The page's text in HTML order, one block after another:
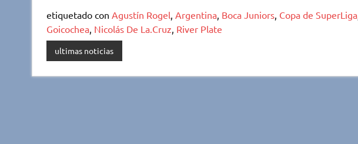
etiquetado con Agustín Rogel Argentina, Boca Juniors, Copa de SuperLiga,
Goicochea, Nicolás De La.Cruz River Plate
ultimas noticias